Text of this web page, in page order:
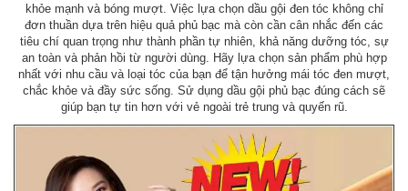
khỏe mạnh và bóng mượt. Việc lựa chọn dầu gội đen tóc không chỉ
đơn thuần dựa trên hiệu quả phủ bạc mà còn cần cân nhắc đến các
tiêu chí quan trọng như thành phần tự nhiên, khả năng dưỡng tóc, sự
an toàn và phản hồi từ người dùng. Hãy lựa chọn sản phẩm phù hợp
nhất với nhu cầu và loại tóc của bạn để tận hưởng mái tóc đen mượt,
chắc khỏe và đầy sức sống. Sử dụng dầu gội phủ bạc đúng cách sẽ
giúp bạn tự tin hơn với vẻ ngoài trẻ trung và quyến rũ.